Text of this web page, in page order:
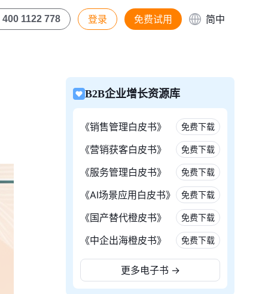
400 1122 778 登录 免费试用 简中
B2B企业增长资源库
《销售管理白皮书》 免费下载
《营销获客白皮书》 免费下载
《服务管理白皮书》 免费下载
《AI场景应用白皮书》 免费下载
《国产替代橙皮书》 免费下载
《中企出海橙皮书》 免费下载
更多电子书 →